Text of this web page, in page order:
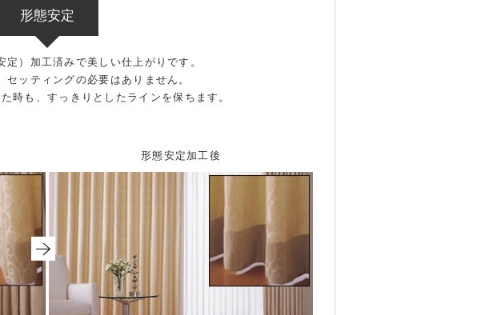
形態安定
定）加工済みで美しい仕上がりです。
セッティングの必要はありません。
時も、すっきりとしたラインを保ちます。
形態安定加工後